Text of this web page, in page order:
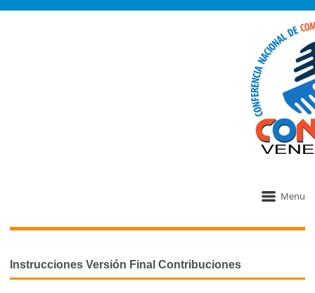
Menu
Instrucciones Versión Final Contribuciones